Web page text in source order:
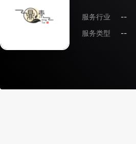
服务行业
--
服务类型
--